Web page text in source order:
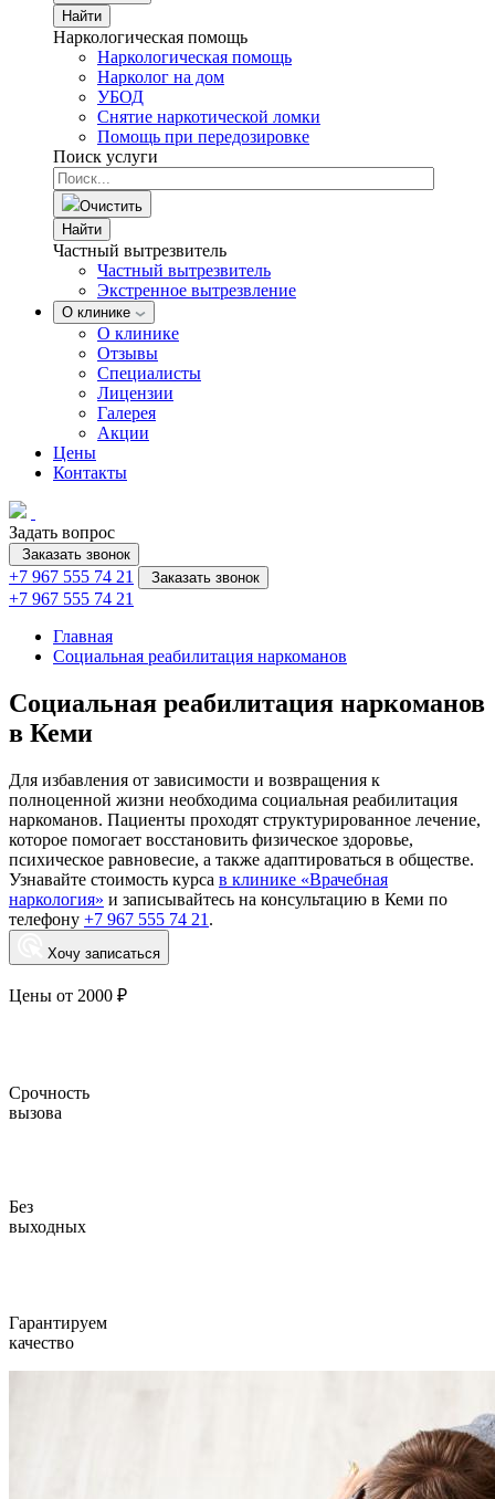
Найти
Наркологическая помощь
Наркологическая помощь
Нарколог на дом
УБОД
Снятие наркотической ломки
Помощь при передозировке
Поиск услуги
Очистить
Найти
Частный вытрезвитель
Частный вытрезвитель
Экстренное вытрезвление
О клинике
О клинике
Отзывы
Специалисты
Лицензии
Галерея
Акции
Цены
Контакты
Задать вопрос
Заказать звонок
+7 967 555 74 21 Заказать звонок
+7 967 555 74 21
Главная
Социальная реабилитация наркоманов
Социальная реабилитация наркоманов
в Кеми
Для избавления от зависимости и возвращения к
полноценной жизни необходима социальная реабилитация
наркоманов. Пациенты проходят структурированное лечение,
которое помогает восстановить физическое здоровье,
психическое равновесие, а также адаптироваться в обществе.
Узнавайте стоимость курса в клинике «Врачебная
наркология» и записывайтесь на консультацию в Кеми по
телефону +7 967 555 74 21 .
Хочу записаться
Цены от 2000 ₽
Срочность
вызова
Без
выходных
Гарантируем
качество